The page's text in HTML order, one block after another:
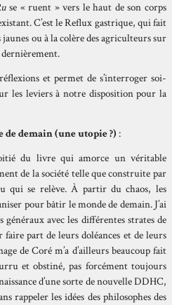
se « ruent » vers le haut de son corps
C’est le Reflux gastrique, qui fait
ou à la colère des agriculteurs sur
dernièrement.
et permet de s’interroger soi-
les leviers à notre disposition pour la
demain (une utopie ?) :
du livre qui amorce un véritable
de la société telle que construite par
qui se relève. À partir du chaos, les
pour bâtir le monde de demain. J’ai
généraux avec les différentes strates de
part de leurs doléances et de leurs
de Coré m’a d’ailleurs beaucoup fait
et obstiné, pas forcément toujours
d’une sorte de nouvelle DDHC,
rappeler les idées des philosophes des